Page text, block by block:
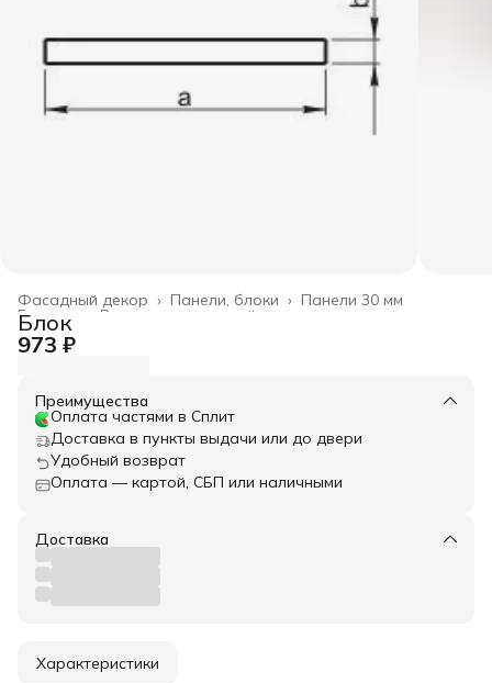
Панели 30 мм
Панели, блоки ›
Фасадный декор ›
Весь архитектурный декор
Главная
Блок
973 ₽
Преимущества
Оплата частями в Сплит
Доставка в пункты выдачи или до двери
Удобный возврат
Оплата — картой, СБП или наличными
Доставка
Характеристики